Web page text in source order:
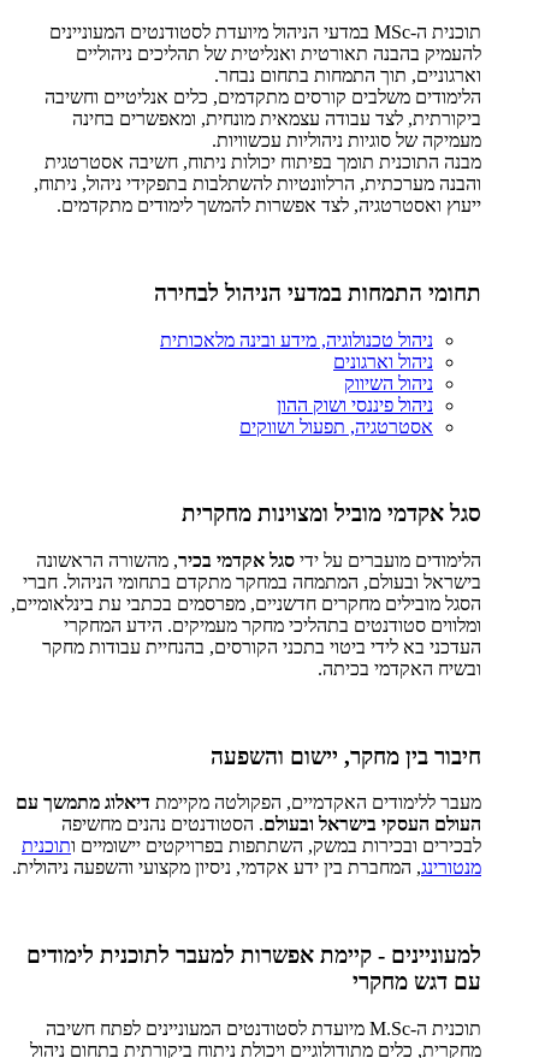
תוכנית ה-MSc במדעי הניהול מיועדת לסטודנטים המעוניינים
להעמיק בהבנה תאורטית ואנליטית של תהליכים ניהוליים
וארגוניים, תוך התמחות בתחום נבחר.
הלימודים משלבים קורסים מתקדמים, כלים אנליטיים וחשיבה
ביקורתית, לצד עבודה עצמאית מונחית, ומאפשרים בחינה
מעמיקה של סוגיות ניהוליות עכשוויות.
מבנה התוכנית תומך בפיתוח יכולות ניתוח, חשיבה אסטרטגית
והבנה מערכתית, הרלוונטיות להשתלבות בתפקידי ניהול, ניתוח,
ייעוץ ואסטרטגיה, לצד אפשרות להמשך לימודים מתקדמים.
תחומי התמחות במדעי הניהול לבחירה
ניהול טכנולוגיה, מידע ובינה מלאכותית
ניהול וארגונים
ניהול השיווק
ניהול פיננסי ושוק ההון
אסטרטגיה, תפעול ושווקים
סגל אקדמי מוביל ומצוינות מחקרית
הלימודים מועברים על ידי סגל אקדמי בכיר, מהשורה הראשונה
בישראל ובעולם, המתמחה במחקר מתקדם בתחומי הניהול. חברי
הסגל מובילים מחקרים חדשניים, מפרסמים בכתבי עת בינלאומיים,
ומלווים סטודנטים בתהליכי מחקר מעמיקים. הידע המחקרי
העדכני בא לידי ביטוי בתכני הקורסים, בהנחיית עבודות מחקר
ובשיח האקדמי בכיתה.
חיבור בין מחקר, יישום והשפעה
מעבר ללימודים האקדמיים, הפקולטה מקיימת דיאלוג מתמשך עם
העולם העסקי בישראל ובעולם. הסטודנטים נהנים מחשיפה
לבכירים ובכירות במשק, השתתפות בפרויקטים יישומיים ותוכנית
מנטורינג, המחברת בין ידע אקדמי, ניסיון מקצועי והשפעה ניהולית.
למעוניינים - קיימת אפשרות למעבר לתוכנית לימודים
עם דגש מחקרי
תוכנית ה-M.Sc מיועדת לסטודנטים המעוניינים לפתח חשיבה
מחקרית, כלים מתודולוגיים ויכולת ניתוח ביקורתית בתחום ניהול